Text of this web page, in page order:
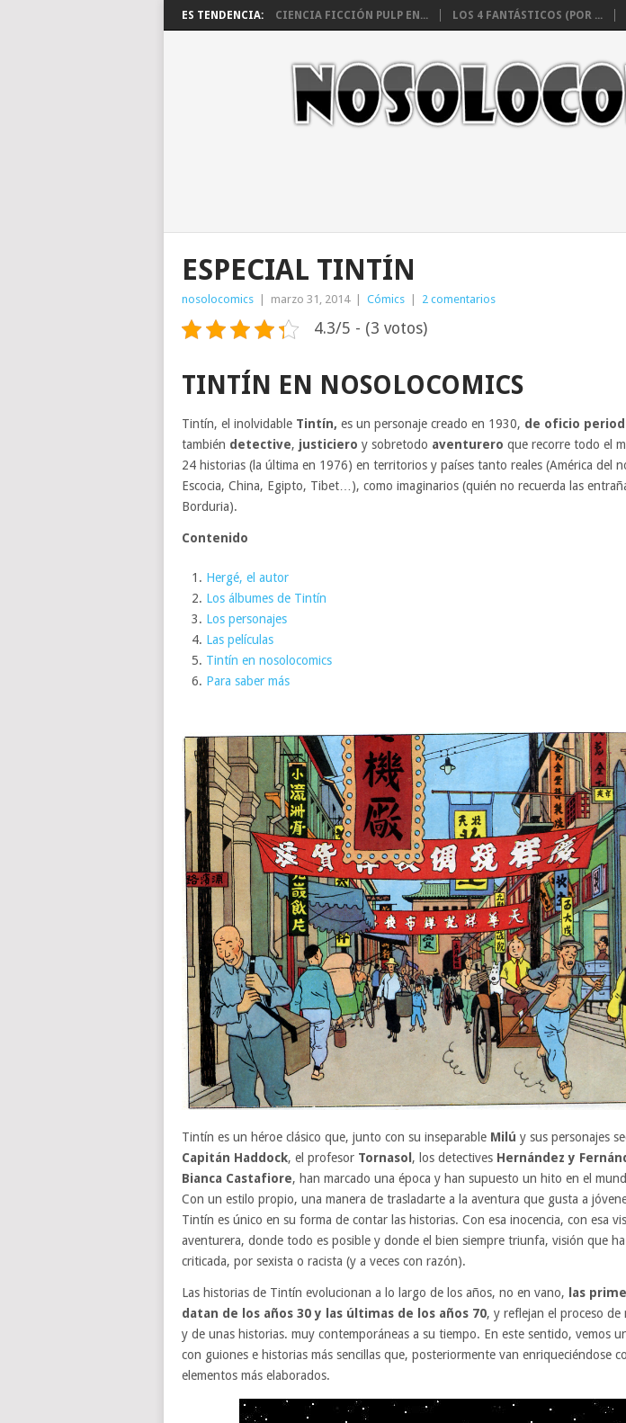
ES TENDENCIA: CIENCIA FICCIÓN PULP EN... LOS 4 FANTÁSTICOS (POR ...
ESPECIAL TINTÍN
nosolocomics marzo 31, 2014 Cómics 2 comentarios
4.3/5 - (3 votos)
TINTÍN EN NOSOLOCOMICS
Tintín, el inolvidable Tintín, es un personaje creado en 1930, de oficio
también detective, justiciero y sobretodo aventurero que recorre todo el
24 historias (la última en 1976) en territorios y países tanto reales (América del
Escocia, China, Egipto, Tibet…), como imaginarios (quién no recuerda las
Borduria).
Contenido
Hergé, el autor
Los álbumes de Tintín
Los personajes
Las películas
Tintín en nosolocomics
Para saber más
Tintín es un héroe clásico que, junto con su inseparable Milú y sus personajes
Capitán Haddock, el profesor Tornasol , los detectives Hernández y
Bianca Castafiore, han marcado una época y han supuesto un hito en el
Con un estilo propio, una manera de trasladarte a la aventura que gusta a
Tintín es único en su forma de contar las historias. Con esa inocencia, con esa
aventurera, donde todo es posible y donde el bien siempre triunfa, visión que ha
criticada, por sexista o racista (y a veces con razón).
Las historias de Tintín evolucionan a lo largo de los años, no en vano,
las
datan de los años 30 y las últimas de los años 70, y reflejan el proceso
y de unas historias. muy contemporáneas a su tiempo. En este sentido, vemos
con guiones e historias más sencillas que, posteriormente van enriqueciéndose
elementos más elaborados.